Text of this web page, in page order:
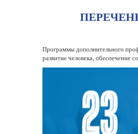
Программы дополнительного
развитие человека, обеспечение